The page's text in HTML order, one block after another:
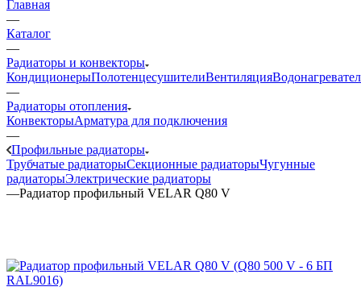
Главная
—
Каталог
—
Радиаторы и конвекторы
КондиционерыПолотенцесушителиВентиляция
—
Радиаторы отопления
КонвекторыАрматура для подключения
—
Профильные радиаторы
Трубчатые радиаторыСекционные радиаторыЧугунные
радиаторыЭлектрические радиаторы
—Радиатор профильный VELAR Q80 V